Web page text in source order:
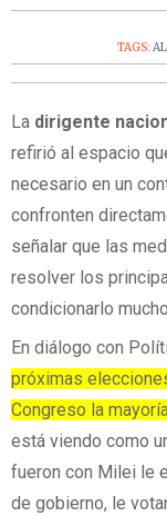
TAGS:
La dirigente
refirió al espacio
necesario en un
confronten
señalar que las
resolver los
condicionarlo
En diálogo con
próximas
Congreso la
está viendo como
fueron con Milei le
de gobierno, le